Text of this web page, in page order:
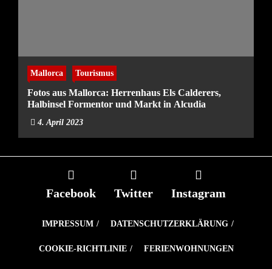
Mallorca Tourismus
Fotos aus Mallorca: Herrenhaus Els Calderers,
Halbinsel Formentor und Markt in Alcudia
4. April 2023
Facebook Twitter Instagram
IMPRESSUM DATENSCHUTZERKLÄRUNG
COOKIE-RICHTLINIE FERIENWOHNUNGEN